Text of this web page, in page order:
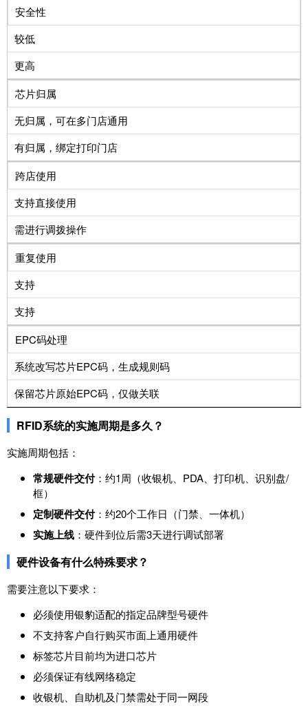
安全性
较低
更高
芯片归属
无归属，可在多门店通用
有归属，绑定打印门店
跨店使用
支持直接使用
需进行调拨操作
重复使用
支持
支持
EPC码处理
系统改写芯片EPC码，生成规则码
保留芯片原始EPC码，仅做关联
RFID系统的实施周期是多久？
实施周期包括：
常规硬件交付：约1周（收银机、PDA、打印机、识别盘/
框）
定制硬件交付：约20个工作日（门禁、一体机）
实施上线 ：硬件到位后需3天进行调试部署
硬件设备有什么特殊要求？
需要注意以下要求：
必须使用银豹适配的指定品牌型号硬件
不支持客户自行购买市面上通用硬件
标签芯片目前均为进口芯片
必须保证有线网络稳定
收银机、自助机及门禁需处于同一网段